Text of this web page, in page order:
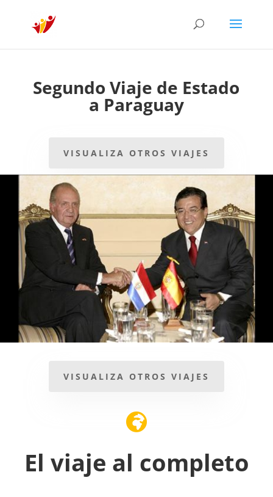
Segundo Viaje de Estado
a Paraguay
VISUALIZA OTROS VIAJES
VISUALIZA OTROS VIAJES

El viaje al completo